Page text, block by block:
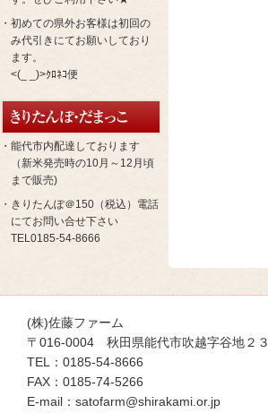
・初めての県外お客様は初回の
み代引きにてお願いしており
ます。
<(_ _)>ｸﾛﾈｺ便
・能代市内配達しております
（新米発売時の10月～12月頃
まで販売)
・きりたんぽ＠150（税込）電話
にてお問い合せ下さい
TEL0185-54-8666
(株)佐藤ファーム
〒016-0004 秋田県能代市吹越字谷地２３
TEL：0185-54-8666
FAX：0185-74-5266
E-mail：satofarm@shirakami.or.jp